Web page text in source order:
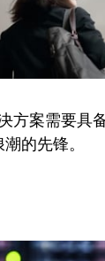
方案需要具
的先锋。